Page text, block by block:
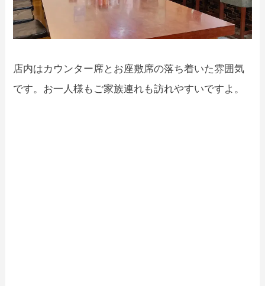
店内はカウンター席とお座敷席の落ち着いた雰囲気
です。お一人様もご家族連れも訪れやすいですよ。